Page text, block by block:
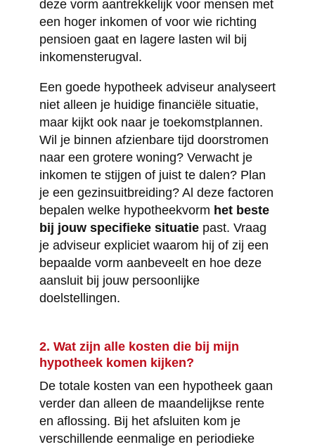
deze vorm aantrekkelijk voor mensen met
een hoger inkomen of voor wie richting
pensioen gaat en lagere lasten wil bij
inkomensterugval.
Een goede hypotheek adviseur analyseert
niet alleen je huidige financiële situatie,
maar kijkt ook naar je toekomstplannen.
Wil je binnen afzienbare tijd doorstromen
naar een grotere woning? Verwacht je
inkomen te stijgen of juist te dalen? Plan
je een gezinsuitbreiding? Al deze factoren
bepalen welke hypotheekvorm het beste
bij jouw specifieke situatiepast. Vraag
je adviseur expliciet waarom hij of zij een
bepaalde vorm aanbeveelt en hoe deze
aansluit bij jouw persoonlijke
doelstellingen.
2. Wat zijn alle kosten die bij mijn
hypotheek komen kijken?
De totale kosten van een hypotheek gaan
verder dan alleen de maandelijkse rente
en aflossing. Bij het afsluiten kom je
verschillende eenmalige en periodieke